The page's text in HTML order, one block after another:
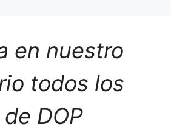
en nuestro
todos los
DOP